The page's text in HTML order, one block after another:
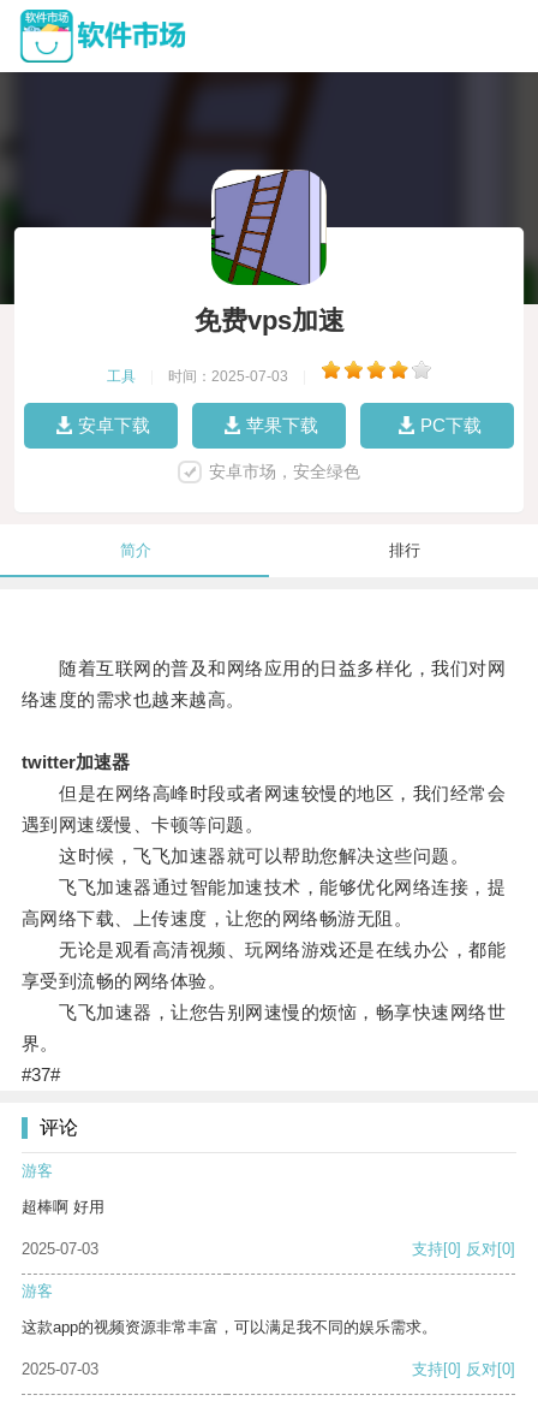
免费vps加速
工具 时间：2025-07-03
安卓下载 苹果下载 PC下载
安卓市场，安全绿色
简介 排行
随着互联网的普及和网络应用的日益多样化，我们对网
络速度的需求也越来越高。
twitter加速器
但是在网络高峰时段或者网速较慢的地区，我们经常会
遇到网速缓慢、卡顿等问题。
这时候，飞飞加速器就可以帮助您解决这些问题。
飞飞加速器通过智能加速技术，能够优化网络连接，提
高网络下载、上传速度，让您的网络畅游无阻。
无论是观看高清视频、玩网络游戏还是在线办公，都能
享受到流畅的网络体验。
飞飞加速器，让您告别网速慢的烦恼，畅享快速网络世
界。
#37#
评论
游客
超棒啊 好用
2025-07-03 支持[0] 反对[0]
游客
这款app的视频资源非常丰富，可以满足我不同的娱乐需求。
2025-07-03 支持[0] 反对[0]